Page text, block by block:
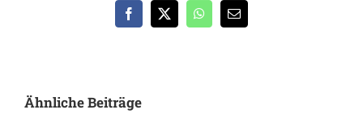
Facebook
X WhatsApp
E-
Ähnliche Beiträge